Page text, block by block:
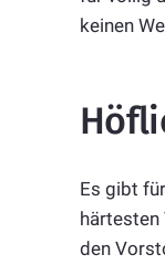
keinen
Es gibt
härtesten
den